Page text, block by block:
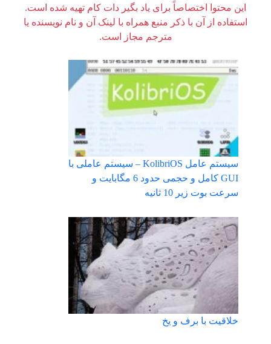
این محتوا اختصاصاً برای یاد بگیر دات کام تهیه شده است.
استفاده از آن با ذکر منبع همراه با لینک آن و نام نویسنده یا
مترجم مجاز است.
سیستم عامل KolibriOS – سیستم عاملی با
GUI کامل و حجمی حدود 6 مگابایت و
سرعت بوت زیر 10 ثانیه
خلاقیت با برف و یخ